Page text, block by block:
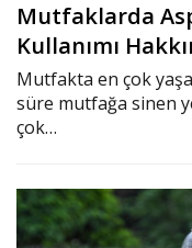
Mutfaklarda
Kullanımı
Mutfakta en çok
süre mutfağa sinen
çok…